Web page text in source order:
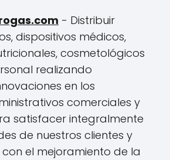
- Distribuir
dispositivos médicos,
cosmetológicos
realizando
en los
comerciales y
satisfacer integralmente
de nuestros clientes y
el mejoramiento de la